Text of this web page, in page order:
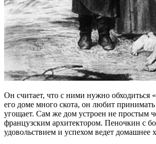
Он считает, что с ними нужно обходиться
его доме много скота, он любит
угощает. Сам же дом устроен не простым
французским архитектором. Пеночкин с
удовольствием и успехом ведет домашнее